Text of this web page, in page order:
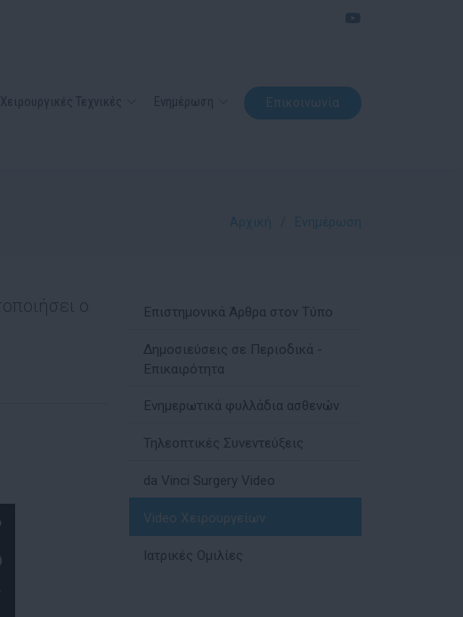
Χειρουργικές Τεχνικές Ενημέρωση Επικοινωνία
Αρχική Ενημέρωση
Επιστημονικά Άρθρα στον Τύπο
Δημοσιεύσεις σε Περιοδικά -
Επικαιρότητα
Ενημερωτικά φυλλάδια ασθενών
Τηλεοπτικές Συνεντεύξεις
da Vinci Surgery Video
Video Χειρουργείων
Ιατρικές Ομιλίες